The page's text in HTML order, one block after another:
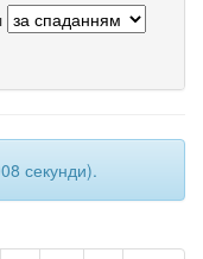
секунди).